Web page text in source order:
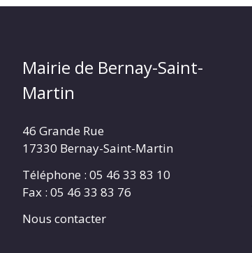
Mairie de Bernay-Saint-
Martin
46 Grande Rue
17330 Bernay-Saint-Martin
Téléphone : 05 46 33 83 10
Fax : 05 46 33 83 76
Nous contacter